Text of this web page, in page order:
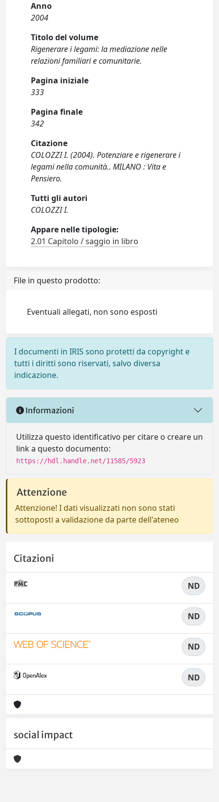
Anno
2004
Titolo del volume
Rigenerare i legami: la mediazione nelle
relazioni familiari e comunitarie.
Pagina iniziale
333
Pagina finale
342
Citazione
COLOZZI I. (2004). Potenziare e rigenerare i
legami nella comunità.. MILANO : Vita e
Pensiero.
Tutti gli autori
COLOZZI I.
Appare nelle tipologie:
2.01 Capitolo / saggio in libro
File in questo prodotto:
Eventuali allegati, non sono esposti
I documenti in IRIS sono protetti da copyright e
tutti i diritti sono riservati, salvo diversa
indicazione.
Informazioni
Utilizza questo identificativo per citare o creare un
link a questo documento:
https://hdl.handle.net/11585/5923
Attenzione
Attenzione! I dati visualizzati non sono stati
sottoposti a validazione da parte dell'ateneo
Citazioni
ND
ND
ND
ND
social impact